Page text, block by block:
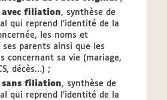
filiation, synthèse de
qui reprend l'identité de la
les noms et
ses parents ainsi que les
concernant sa vie (mariage,
décès…) ;
filiation, synthèse de
qui reprend l'identité de la